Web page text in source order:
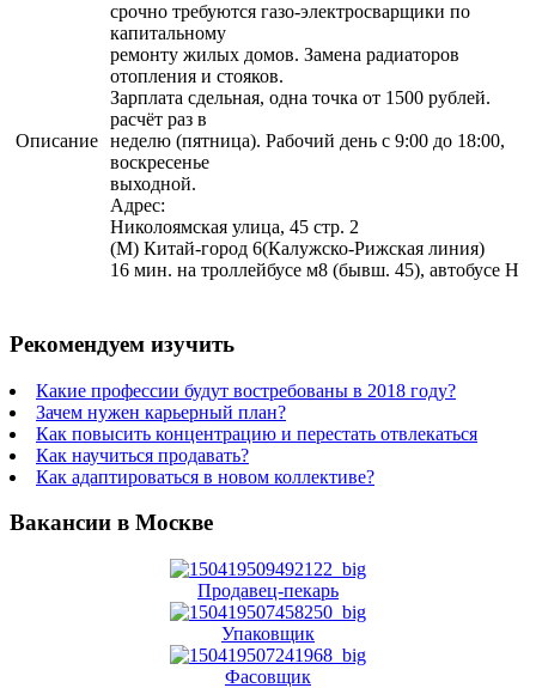
Описание
срочно требуются газо-электросварщики по
капитальному
ремонту жилых домов. Замена радиаторов
отопления и стояков.
Зарплата сдельная, одна точка от 1500 рублей.
расчёт раз в
неделю (пятница). Рабочий день с 9:00 до 18:00,
воскресенье
выходной.
Адрес:
Николоямская улица, 45 стр. 2
(М) Китай-город 6(Калужско-Рижская линия)
16 мин. на троллейбусе м8 (бывш. 45), автобусе Н
Рекомендуем изучить
Какие профессии будут востребованы в 2018 году?
Зачем нужен карьерный план?
Как повысить концентрацию и перестать отвлекаться
Как научиться продавать?
Как адаптироваться в новом коллективе?
Вакансии в Москве
Продавец-пекарь
Упаковщик
Фасовщик